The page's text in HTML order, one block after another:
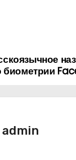
admin